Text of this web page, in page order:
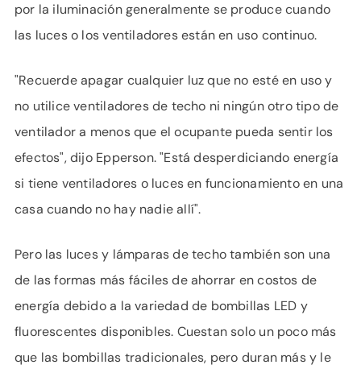
por la iluminación generalmente se produce cuando
las luces o los ventiladores están en uso continuo.
"Recuerde apagar cualquier luz que no esté en uso y
no utilice ventiladores de techo ni ningún otro tipo de
ventilador a menos que el ocupante pueda sentir los
efectos", dijo Epperson. "Está desperdiciando energía
si tiene ventiladores o luces en funcionamiento en una
casa cuando no hay nadie allí".
Pero las luces y lámparas de techo también son una
de las formas más fáciles de ahorrar en costos de
energía debido a la variedad de bombillas LED y
fluorescentes disponibles. Cuestan solo un poco más
que las bombillas tradicionales, pero duran más y le